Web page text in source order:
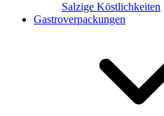
Salzige Köstlichkeiten
Gastroverpackungen